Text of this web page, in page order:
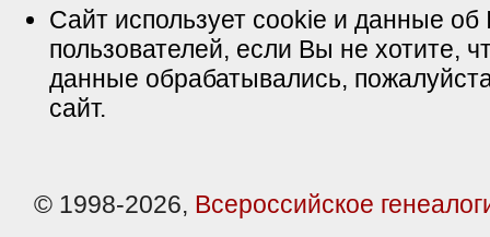
Сайт использует cookie и данные об
пользователей, если Вы не хотите,
данные обрабатывались,
сайт.
© 1998-2026, Всероссийское